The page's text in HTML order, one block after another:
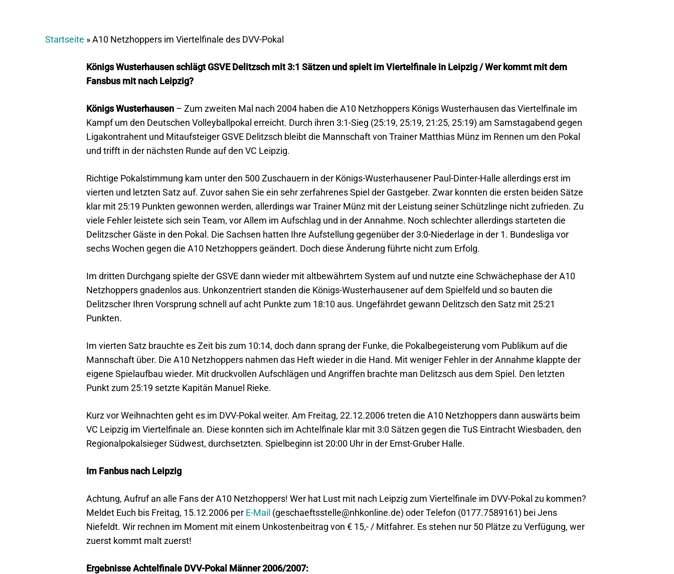
Startseite »A10 Netzhoppers im Viertelfinale des DVV-Pokal
Königs Wusterhausen schlägt GSVE Delitzsch mit 3:1 Sätzen und spielt im Viertelfinale in Leipzig / Wer kommt mit dem
Fansbus mit nach Leipzig?
Königs Wusterhausen – Zum zweiten Mal nach 2004 haben die A10 Netzhoppers Königs Wusterhausen das Viertelfinale im
Kampf um den Deutschen Volleyballpokal erreicht. Durch ihren 3:1-Sieg (25:19, 25:19, 21:25, 25:19) am Samstagabend gegen
Ligakontrahent und Mitaufsteiger GSVE Delitzsch bleibt die Mannschaft von Trainer Matthias Münz im Rennen um den Pokal
und trifft in der nächsten Runde auf den VC Leipzig.
Richtige Pokalstimmung kam unter den 500 Zuschauern in der Königs-Wusterhausener Paul-Dinter-Halle allerdings erst im
vierten und letzten Satz auf. Zuvor sahen Sie ein sehr zerfahrenes Spiel der Gastgeber. Zwar konnten die ersten beiden Sätze
klar mit 25:19 Punkten gewonnen werden, allerdings war Trainer Münz mit der Leistung seiner Schützlinge nicht zufrieden. Zu
viele Fehler leistete sich sein Team, vor Allem im Aufschlag und in der Annahme. Noch schlechter allerdings starteten die
Delitzscher Gäste in den Pokal. Die Sachsen hatten Ihre Aufstellung gegenüber der 3:0-Niederlage in der 1. Bundesliga vor
sechs Wochen gegen die A10 Netzhoppers geändert. Doch diese Änderung führte nicht zum Erfolg.
Im dritten Durchgang spielte der GSVE dann wieder mit altbewährtem System auf und nutzte eine Schwächephase der A10
Netzhoppers gnadenlos aus. Unkonzentriert standen die Königs-Wusterhausener auf dem Spielfeld und so bauten die
Delitzscher Ihren Vorsprung schnell auf acht Punkte zum 18:10 aus. Ungefährdet gewann Delitzsch den Satz mit 25:21
Punkten.
Im vierten Satz brauchte es Zeit bis zum 10:14, doch dann sprang der Funke, die Pokalbegeisterung vom Publikum auf die
Mannschaft über. Die A10 Netzhoppers nahmen das Heft wieder in die Hand. Mit weniger Fehler in der Annahme klappte der
eigene Spielaufbau wieder. Mit druckvollen Aufschlägen und Angriffen brachte man Delitzsch aus dem Spiel. Den letzten
Punkt zum 25:19 setzte Kapitän Manuel Rieke.
Kurz vor Weihnachten geht es im DVV-Pokal weiter. Am Freitag, 22.12.2006 treten die A10 Netzhoppers dann auswärts beim
VC Leipzig im Viertelfinale an. Diese konnten sich im Achtelfinale klar mit 3:0 Sätzen gegen die TuS Eintracht Wiesbaden, den
Regionalpokalsieger Südwest, durchsetzten. Spielbeginn ist 20:00 Uhr in der Ernst-Gruber Halle.
Im Fanbus nach Leipzig
Achtung, Aufruf an alle Fans der A10 Netzhoppers! Wer hat Lust mit nach Leipzig zum Viertelfinale im DVV-Pokal zu kommen?
Meldet Euch bis Freitag, 15.12.2006 per E-Mail (geschaeftsstelle@nhkonline.de) oder Telefon (0177.7589161) bei Jens
Niefeldt. Wir rechnen im Moment mit einem Unkostenbeitrag von € 15,- / Mitfahrer. Es stehen nur 50 Plätze zu Verfügung, wer
zuerst kommt malt zuerst!
Ergebnisse Achtelfinale DVV-Pokal Männer 2006/2007: